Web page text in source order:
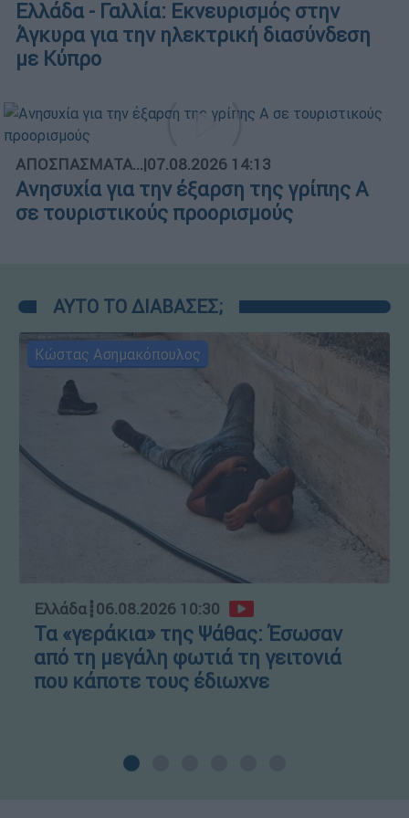
Ελλάδα - Γαλλία: Εκνευρισμός στην
Άγκυρα για την ηλεκτρική διασύνδεση
με Κύπρο
ΑΠΟΣΠΑΣΜΑΤΑ...|07.08.2026 14:13
Ανησυχία για την έξαρση της γρίπης Α
σε τουριστικούς προορισμούς
ΑΥΤΟ ΤΟ ΔΙΑΒΑΣΕΣ;
Κώστας Ασημακόπουλος
Ελλάδα┋06.08.2026 10:30
Τα «γεράκια» της Ψάθας: Έσωσαν
από τη μεγάλη φωτιά τη γειτονιά
που κάποτε τους έδιωχνε